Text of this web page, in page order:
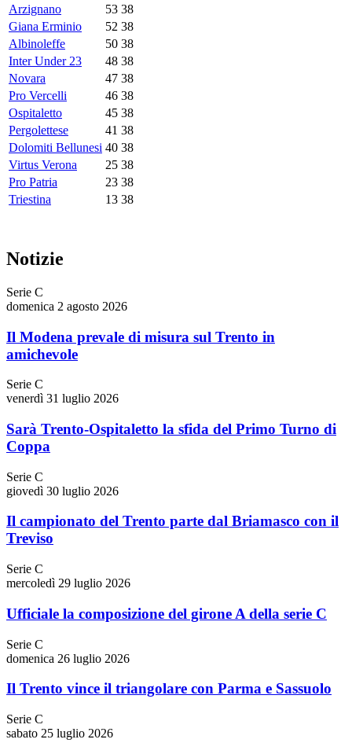
Arzignano
53 38
Giana Erminio
52 38
Albinoleffe
50 38
Inter Under 23
48 38
Novara
47 38
Pro Vercelli
46 38
Ospitaletto
45 38
Pergolettese
41 38
Dolomiti Bellunesi 40 38
Virtus Verona
25 38
Pro Patria
23 38
Triestina
13 38
Notizie
Serie C
domenica 2 agosto 2026
Il Modena prevale di misura sul Trento in
amichevole
Serie C
venerdì 31 luglio 2026
Sarà Trento-Ospitaletto la sfida del Primo Turno di
Coppa
Serie C
giovedì 30 luglio 2026
Il campionato del Trento parte dal Briamasco con il
Treviso
Serie C
mercoledì 29 luglio 2026
Ufficiale la composizione del girone A della serie C
Serie C
domenica 26 luglio 2026
Il Trento vince il triangolare con Parma e Sassuolo
Serie C
sabato 25 luglio 2026